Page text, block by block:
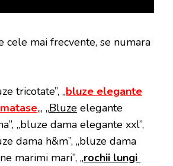
cele mai frecvente, se numara
tricotate”, „bluze elegante
„, „Bluze elegante
„bluze dama elegante xxl”,
dama h&m”, „bluze dama
marimi mari”, „rochii lungi